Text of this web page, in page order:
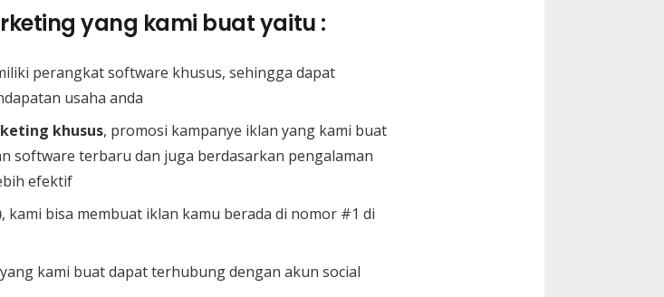
yang kami buat yaitu :
perangkat software khusus, sehingga dapat
usaha anda
khusus, promosi kampanye iklan yang kami buat
software terbaru dan juga berdasarkan pengalaman
efektif
, kami bisa membuat iklan kamu berada di nomor #1 di
kami buat dapat terhubung dengan akun social